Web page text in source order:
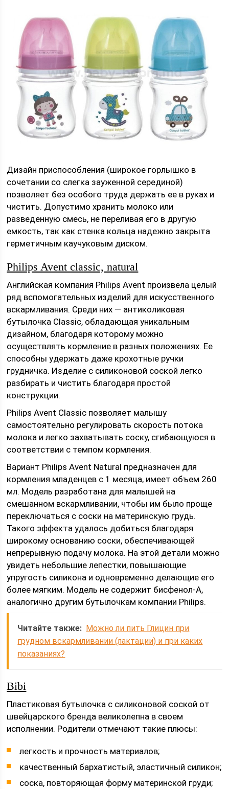
Дизайн приспособления (широкое горлышко в
сочетании со слегка зауженной серединой)
позволяет без особого труда держать ее в руках и
чистить. Допустимо хранить молоко или
разведенную смесь, не переливая его в другую
емкость, так как стенка кольца надежно закрыта
герметичным каучуковым диском.
Philips Avent classic, natural
Английская компания Philips Avent произвела целый
ряд вспомогательных изделий для искусственного
вскармливания. Среди них — антиколиковая
бутылочка Classic, обладающая уникальным
дизайном, благодаря которому можно
осуществлять кормление в разных положениях. Ее
способны удержать даже крохотные ручки
грудничка. Изделие с силиконовой соской легко
разбирать и чистить благодаря простой
конструкции.
Philips Avent Classic позволяет малышу
самостоятельно регулировать скорость потока
молока и легко захватывать соску, сгибающуюся в
соответствии с темпом кормления.
Вариант Philips Avent Natural предназначен для
кормления младенцев с 1 месяца, имеет объем 260
мл. Модель разработана для малышей на
смешанном вскармливании, чтобы им было проще
переключаться с соски на материнскую грудь.
Такого эффекта удалось добиться благодаря
широкому основанию соски, обеспечивающей
непрерывную подачу молока. На этой детали можно
увидеть небольшие лепестки, повышающие
упругость силикона и одновременно делающие его
более мягким. Модель не содержит бисфенол-А,
аналогично другим бутылочкам компании Philips.
Читайте также: Можно ли пить Глицин при
грудном вскармливании (лактации) и при каких
показаниях?
Bibi
Пластиковая бутылочка с силиконовой соской от
швейцарского бренда великолепна в своем
исполнении. Родители отмечают такие плюсы:
легкость и прочность материалов;
качественный бархатистый, эластичный силикон;
соска, повторяющая форму материнской груди;